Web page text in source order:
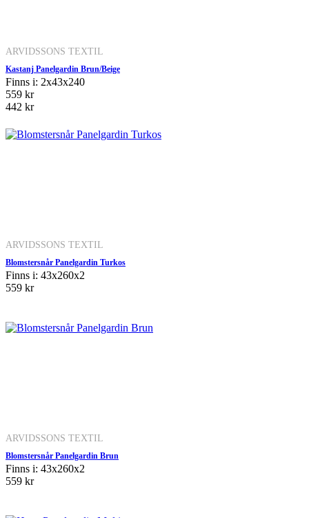
ARVIDSSONS TEXTIL
Kastanj Panelgardin Brun/Beige
Finns i: 2x43x240
559 kr
442 kr
ARVIDSSONS TEXTIL
Blomstersnår Panelgardin Turkos
Finns i: 43x260x2
559 kr
ARVIDSSONS TEXTIL
Blomstersnår Panelgardin Brun
Finns i: 43x260x2
559 kr